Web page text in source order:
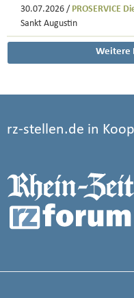
30.07.2026 / PROSERVICE
Sankt Augustin
Weitere
rz-stellen.de in